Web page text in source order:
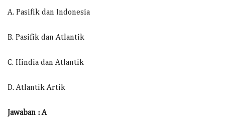
A. Pasifik dan Indonesia
B. Pasifik dan Atlantik
C. Hindia dan Atlantik
D. Atlantik Artik
Jawaban : A